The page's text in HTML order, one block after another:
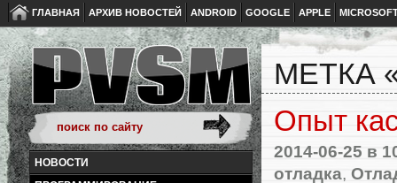
ГЛАВНАЯ АРХИВ НОВОСТЕЙ ANDROID GOOGLE APPLE
НОВОСТИ
МЕТКА
Опыт
2014-06-25 в
отладка,